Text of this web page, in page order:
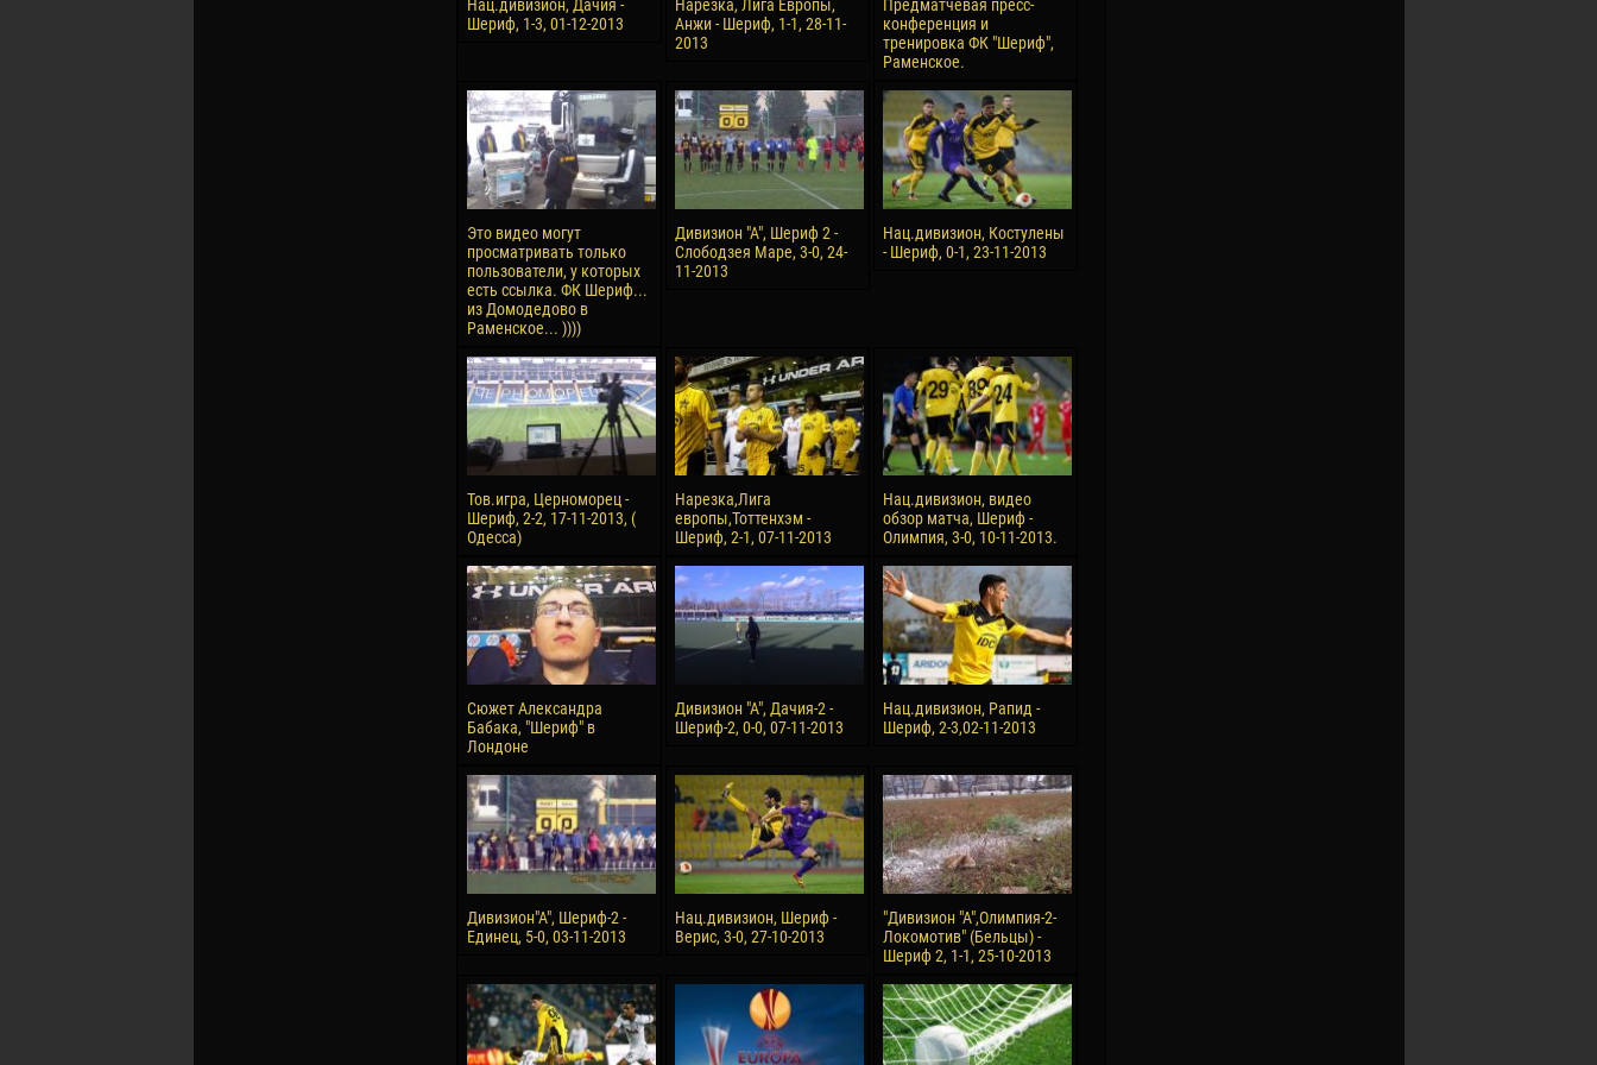
Нац.дивизион, Дачия -
Шериф, 1-3, 01-12-2013
Нарезка, Лига Европы,
Анжи - Шериф, 1-1, 28-11-
2013
Предматчевая пресс-
конференция и
тренировка ФК "Шериф",
Раменское.
Это видео могут
просматривать только
пользователи, у которых
есть ссылка. ФК Шериф...
из Домодедово в
Раменское... ))))
Дивизион "А", Шериф 2 -
Слободзея Маре, 3-0, 24-
11-2013
Нац.дивизион, Костулены
- Шериф, 0-1, 23-11-2013
Тов.игра, Церноморец -
Шериф, 2-2, 17-11-2013, (
Одесса)
Нарезка,Лига
европы,Тоттенхэм -
Шериф, 2-1, 07-11-2013
Нац.дивизион, видео
обзор матча, Шериф -
Олимпия, 3-0, 10-11-2013.
Сюжет Александра
Бабака, "Шериф" в
Лондоне
Дивизион "А", Дачия-2 -
Шериф-2, 0-0, 07-11-2013
Нац.дивизион, Рапид -
Шериф, 2-3,02-11-2013
Дивизион"А", Шериф-2 -
Единец, 5-0, 03-11-2013
Нац.дивизион, Шериф -
Верис, 3-0, 27-10-2013
"Дивизион "А",Олимпия-2-
Локомотив" (Бельцы) -
Шериф 2, 1-1, 25-10-2013